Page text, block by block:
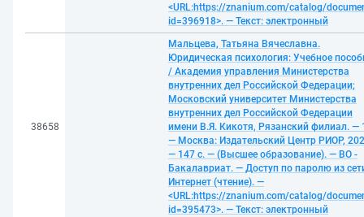
<URL:https://znanium.com/catalog/
id=396918>. — Текст: электронный
38658
Мальцева, Татьяна Вячеславна.
Юридическая психология: Учебное
/ Академия управления Министерства
внутренних дел Российской Федерации;
Московский университет Министерства
внутренних дел Российской Федерации
имени В.Я. Кикотя, Рязанский филиал. —
— Москва: Издательский Центр РИОР,
— 147 с. — (Высшее образование). — ВО -
Бакалавриат. — Доступ по паролю из
Интернет (чтение). —
<URL:https://znanium.com/catalog/
id=395473>. — Текст: электронный